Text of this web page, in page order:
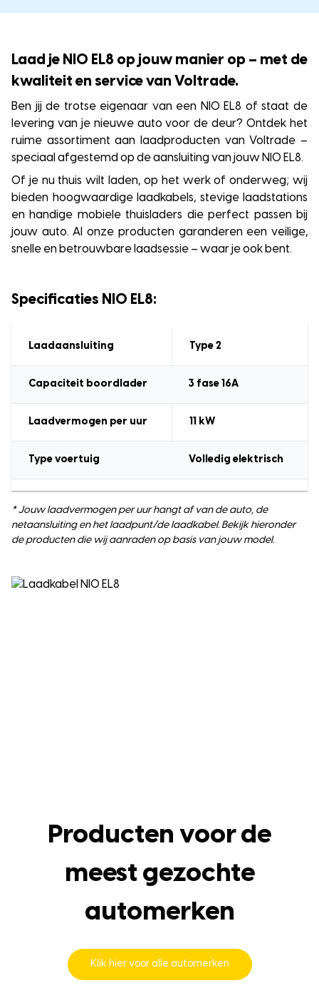
Laad je NIO EL8 op jouw manier op – met de
kwaliteit en service van Voltrade.
Ben jij de trotse eigenaar van een NIO EL8 of staat de
levering van je nieuwe auto voor de deur? Ontdek het
ruime assortiment aan laadproducten van Voltrade –
speciaal afgestemd op de aansluiting van jouw NIO EL8.
Of je nu thuis wilt laden, op het werk of onderweg; wij
bieden hoogwaardige laadkabels, stevige laadstations
en handige mobiele thuisladers die perfect passen bij
jouw auto. Al onze producten garanderen een veilige,
snelle en betrouwbare laadsessie – waar je ook bent.
Specificaties NIO EL8:
Laadaansluiting Type 2
Capaciteit boordlader 3 fase 16A
Laadvermogen per uur 11 kW
Type voertuig Volledig elektrisch
* Jouw laadvermogen per uur hangt af van de auto, de
netaansluiting en het laadpunt/de laadkabel. Bekijk hieronder
de producten die wij aanraden op basis van jouw model.
Producten voor de
meest gezochte
automerken
Klik hier voor alle automerken